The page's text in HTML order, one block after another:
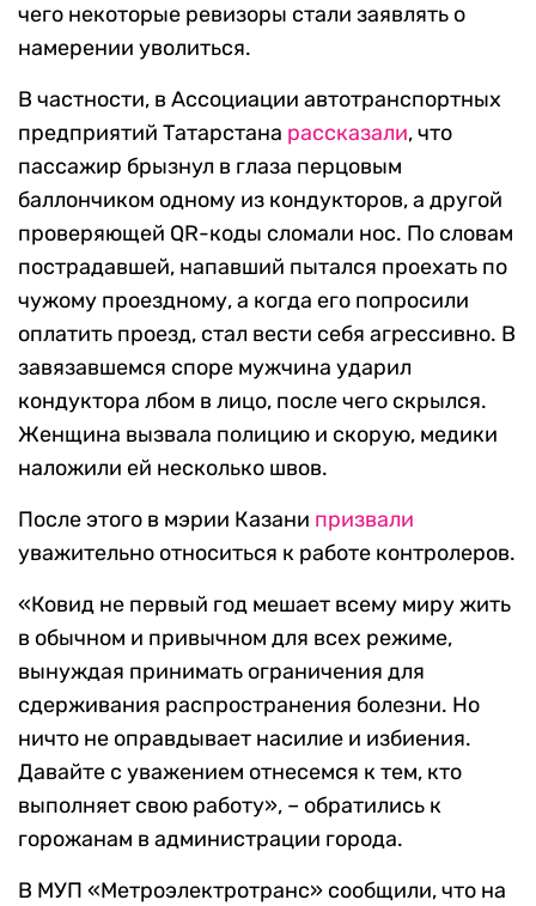
чего некоторые ревизоры стали заявлять о
намерении уволиться.
В частности, в Ассоциации автотранспортных
предприятий Татарстана рассказали, что
пассажир брызнул в глаза перцовым
баллончиком одному из кондукторов, а другой
проверяющей QR-коды сломали нос. По словам
пострадавшей, напавший пытался проехать по
чужому проездному, а когда его попросили
оплатить проезд, стал вести себя агрессивно. В
завязавшемся споре мужчина ударил
кондуктора лбом в лицо, после чего скрылся.
Женщина вызвала полицию и скорую, медики
наложили ей несколько швов.
После этого в мэрии Казани призвали
уважительно относиться к работе контролеров.
«Ковид не первый год мешает всему миру жить
в обычном и привычном для всех режиме,
вынуждая принимать ограничения для
сдерживания распространения болезни. Но
ничто не оправдывает насилие и избиения.
Давайте с уважением отнесемся к тем, кто
выполняет свою работу», – обратились к
горожанам в администрации города.
В МУП «Метроэлектротранс» сообщили, что на